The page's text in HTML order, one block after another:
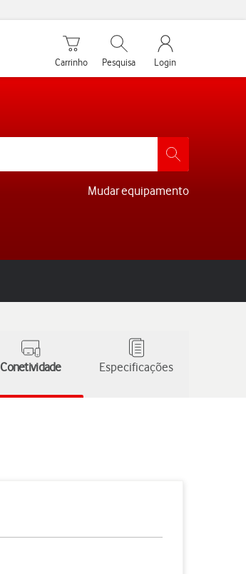
Carrinho de compras
Carrinho
Pesquisar
Pesquisa
My Vodafone
Login
Mudar equipamento
Conetividade Especificações